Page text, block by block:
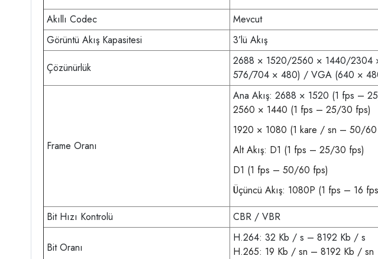
Akıllı Codec
Mevcut
Görüntü Akış Kapasitesi
3’lü Akış
Çözünürlük
2688 × 1520/2560 × 1440/2304
576/704 × 480) / VGA (640 ×
Frame Oranı
Ana Akış: 2688 × 1520 (1 fps –
2560 × 1440 (1 fps – 25/30 fps)
1920 × 1080 (1 kare / sn – 50/
Alt Akış: D1 (1 fps – 25/30 fps)
D1 (1 fps – 50/60 fps)
Üçüncü Akış: 1080P (1 fps – 16
Bit Hızı Kontrolü
CBR / VBR
Bit Oranı
H.264: 32 Kb / s – 8192 Kb / s
H.265: 19 Kb / sn – 8192 Kb / sn